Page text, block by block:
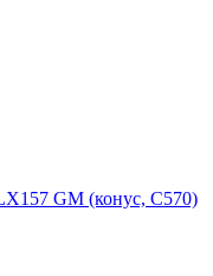
GM (конус, C570)